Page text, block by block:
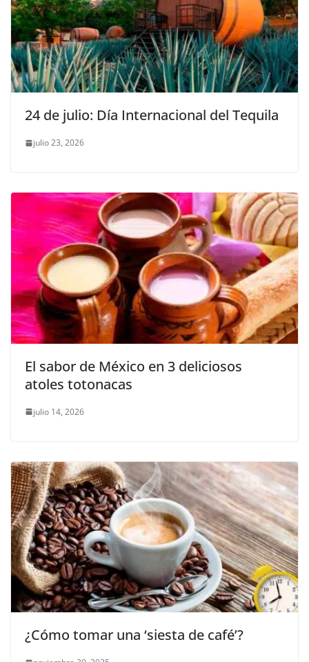
24 de julio: Día Internacional del Tequila
julio 23, 2026
El sabor de México en 3 deliciosos
atoles totonacas
julio 14, 2026
¿Cómo tomar una ‘siesta de café’?